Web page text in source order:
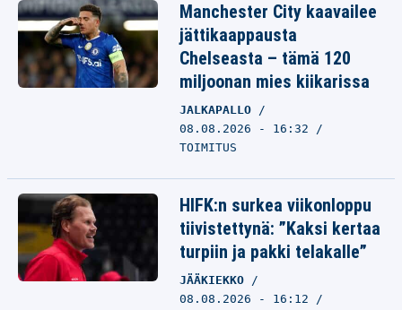
Manchester City kaavailee
jättikaappausta
Chelseasta – tämä 120
miljoonan mies kiikarissa
JALKAPALLO
08.08.2026 - 16:32
TOIMITUS
HIFK:n surkea viikonloppu
tiivistettynä: ”Kaksi kertaa
turpiin ja pakki telakalle”
JÄÄKIEKKO
08.08.2026 - 16:12